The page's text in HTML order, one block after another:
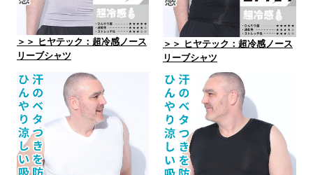
＞＞ ヒヤテック：超冷感ノース
リーブシャツ
＞＞ ヒヤテック：超冷感ノース
リーブシャツ